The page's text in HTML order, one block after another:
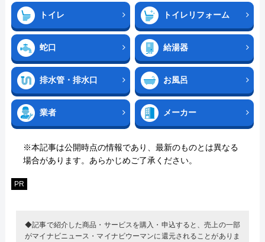
トイレ トイレリフォーム
蛇口 給湯器
排水管・排水口 お風呂
業者 メーカー
※本記事は公開時点の情報であり、最新のものとは異なる
場合があります。あらかじめご了承ください。
PR
◆記事で紹介した商品・サービスを購入・申込すると、売上の一部
がマイナビニュース・マイナビウーマンに還元されることがありま